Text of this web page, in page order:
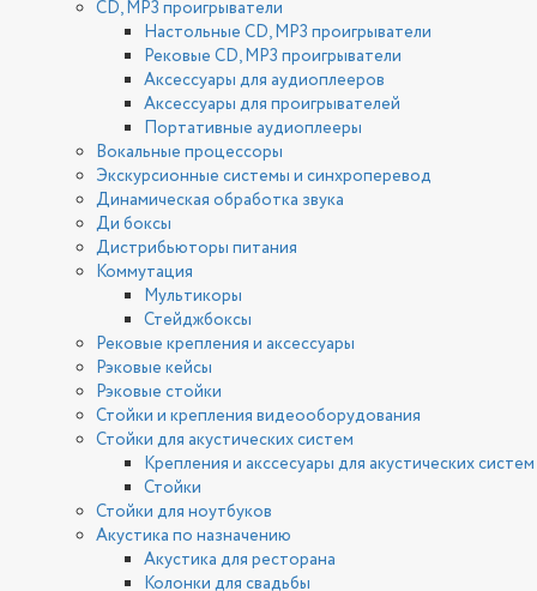
CD, MP3 проигрыватели
Настольные CD, MP3 проигрыватели
Рековые CD, MP3 проигрыватели
Аксессуары для аудиоплееров
Аксессуары для проигрывателей
Портативные аудиоплееры
Вокальные процессоры
Экскурсионные системы и синхроперевод
Динамическая обработка звука
Ди боксы
Дистрибьюторы питания
Коммутация
Мультикоры
Стейджбоксы
Рековые крепления и аксессуары
Рэковые кейсы
Рэковые стойки
Стойки и крепления видеооборудования
Стойки для акустических систем
Крепления и акссесуары для акустических систем
Стойки
Стойки для ноутбуков
Акустика по назначению
Акустика для ресторана
Колонки для свадьбы